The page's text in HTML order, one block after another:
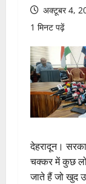
अक्टूबर 4,
1 मिनट पढ़ें
देहरादून।
चक्कर में कुछ
जाते हैं जो खुद